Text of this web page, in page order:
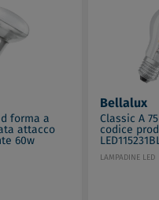
forma a
attacco
60w
Bellalux
Classic A
codice
LAMPADINE LED